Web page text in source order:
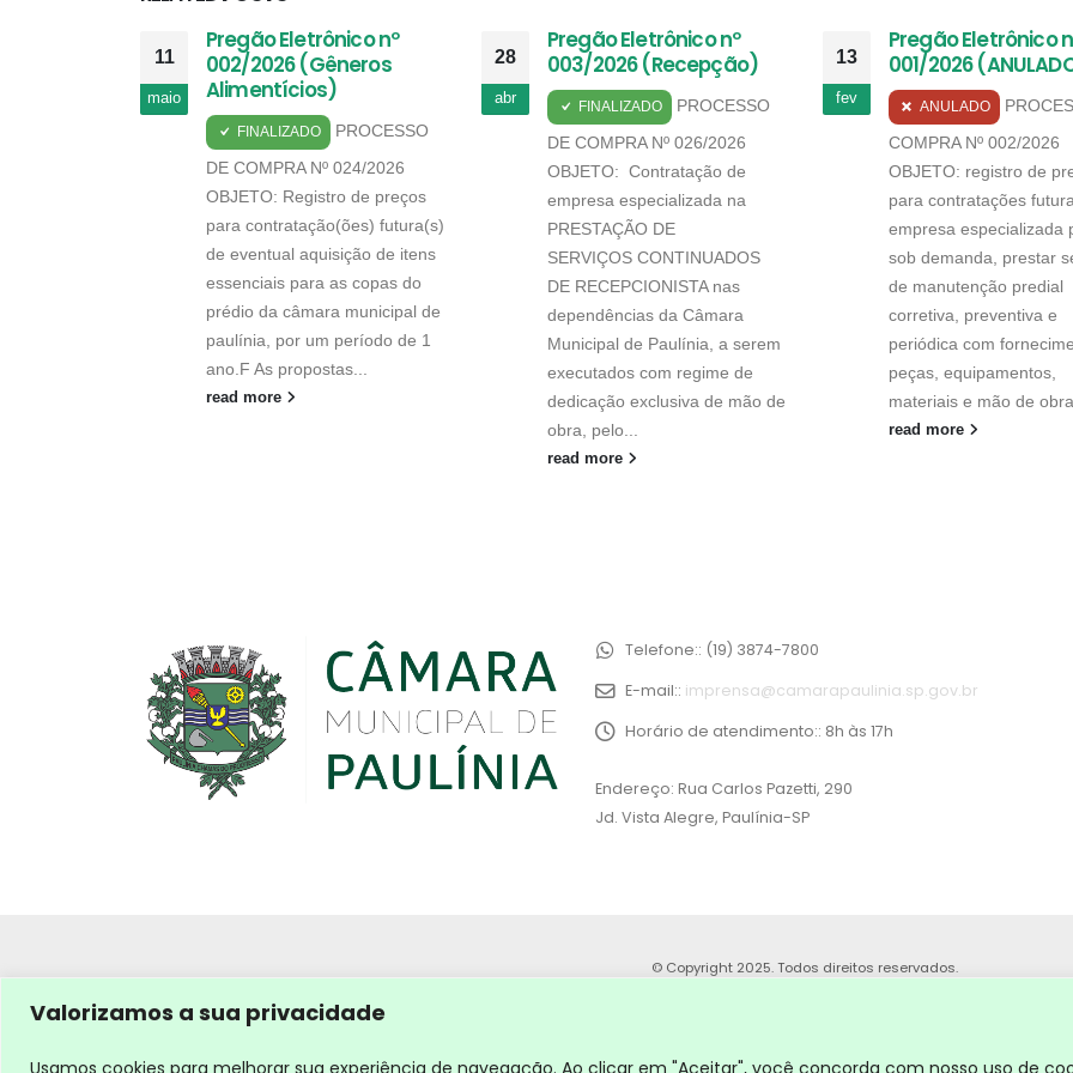
Valorizamos a sua privacidade
Usamos cookies para melhorar sua experiência de navegação. Ao clicar em "Aceitar", você concorda com nosso uso de
11
maio
Pregão Eletrônico nº
002/2026 (Gêneros
Alimentícios)
FINALIZADO
PROCESSO
DE COMPRA Nº 024/2026
OBJETO: Registro de preços
para contratação(ões) futura(s)
de eventual aquisição de itens
essenciais para as copas do
prédio da câmara municipal de
paulínia, por um período de 1
ano.F As propostas...
read more
28
abr
Pregão Eletrônico nº
003/2026 (Recepção)
FINALIZADO
PROCESSO
DE COMPRA Nº 026/2026
OBJETO: Contratação de
empresa especializada na
PRESTAÇÃO DE
SERVIÇOS CONTINUADOS
DE RECEPCIONISTA nas
dependências da Câmara
Municipal de Paulínia, a serem
executados com regime de
dedicação exclusiva de mão de
obra, pelo...
read more
13
fev
Pregão Eletrônico
001/2026
ANULADO
COMPRA Nº 002/2026
OBJETO: registro de
para contratações
empresa especializada
sob demanda, prestar
de manutenção predial
corretiva, preventiva e
periódica com
peças, equipamentos,
materiais e mão de
read more
Telefone:: (19) 3874-7800
E-mail:: imprensa@camarapaulinia.sp.gov.br
Horário de atendimento:: 8h às 17h
Endereço: Rua Carlos Pazetti, 290
Jd. Vista Alegre, Paulínia-SP
© Copyright 2025. Todos direitos reservados.